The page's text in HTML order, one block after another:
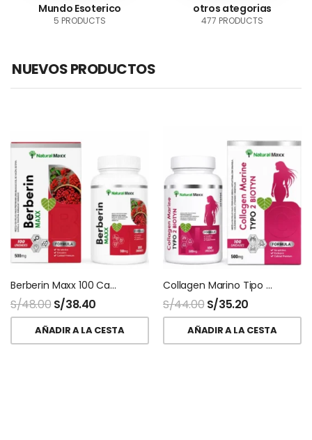
Mundo Esoterico
5 PRODUCTS
otros ategorias
477 PRODUCTS
NUEVOS PRODUCTOS
Berberin Maxx 100 Capsulas Naturalmaxx
S/48.00 S/38.40
AÑADIR A LA CESTA
Collagen Marino Tipo 2 + Biotina 100 Capsulas Naturalmaxx
S/44.00 S/35.20
AÑADIR A LA CESTA